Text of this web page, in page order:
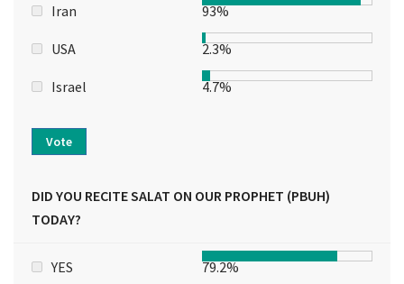
Iran 93%
USA 2.3%
Israel 4.7%
Vote
DID YOU RECITE SALAT ON OUR PROPHET (PBUH)
TODAY?
YES 79.2%